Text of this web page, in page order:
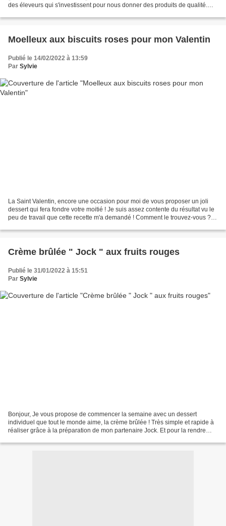
des éleveurs qui s'investissent pour nous donner des produits de qualité.
Moelleux aux biscuits roses pour mon Valentin
Publié le 14/02/2022 à 13:59
Par Sylvie
La Saint Valentin, encore une occasion pour moi de vous proposer un joli
dessert qui fera fondre votre moitié ! Je suis assez contente du résultat vu le
peu de travail que cette recette m'a demandé ! Comment le trouvez-vous ?
Crème brûlée " Jock " aux fruits rouges
Publié le 31/01/2022 à 15:51
Par Sylvie
Bonjour, Je vous propose de commencer la semaine avec un dessert
individuel que tout le monde aime, la crème brûlée ! Très simple et rapide à
réaliser grâce à la préparation de mon partenaire Jock. Et pour la rendre